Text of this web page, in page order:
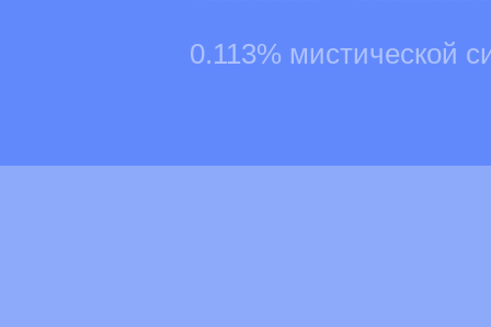
0.113% мистической